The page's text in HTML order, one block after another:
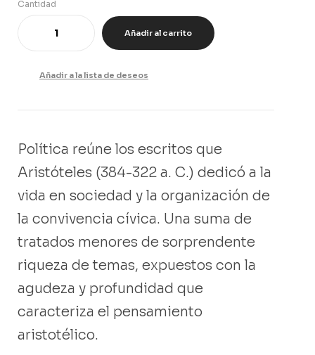
Cantidad
Añadir al carrito
Añadir a la lista de deseos
Política reúne los escritos que
Aristóteles (384-322 a. C.) dedicó a la
vida en sociedad y la organización de
la convivencia cívica. Una suma de
tratados menores de sorprendente
riqueza de temas, expuestos con la
agudeza y profundidad que
caracteriza el pensamiento
aristotélico.